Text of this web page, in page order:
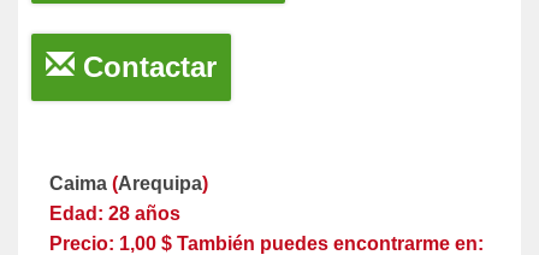
Contactar
Caima (Arequipa)
Edad: 28 años
Precio: 1,00 $ También puedes encontrarme en: